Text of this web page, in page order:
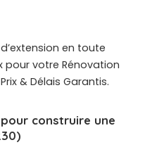
en toute
pour votre Rénovation
& Délais Garantis.
construire une